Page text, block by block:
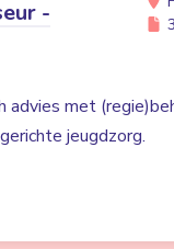
-
advies met
jeugdzorg.